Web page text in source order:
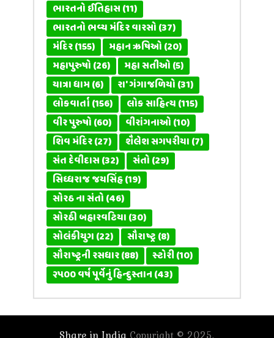
ભારતનો ઈતિહાસ(11)
ભારતનો ભવ્ય મંદિર વારસો(37)
મંદિર(155) મહાન ઋષિઓ(20)
મહાપુરુષો(26) મહા સતીઓ(5)
યાત્રા ધામ(6) રા' ગંગાજળિયો(31)
લોકવાર્તા(156) લોક સાહિત્ય(115)
વીર પુરુષો(60) વીરાંગનાઓ(10)
શિવ મંદિર(27) શૈલેશ સગપરીયા(7)
સંત દેવીદાસ(32) સંતો(29)
સિધ્ધરાજ જયસિંહ(19)
સોરઠ ના સંતો(46)
સોરઠી બહારવટિયા(30)
સોલંકીયુગ(22) સૌરાષ્ટ્ર(8)
સૌરાષ્ટ્રની રસધાર(88) સ્ટોરી(10)
૨૫૦૦ વર્ષ પૂર્વેનું હિન્દુસ્તાન(43)
Copyright © 2025.